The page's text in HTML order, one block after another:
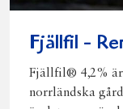
Fjällfil -
Fjällfil® 4,2%
norrländska